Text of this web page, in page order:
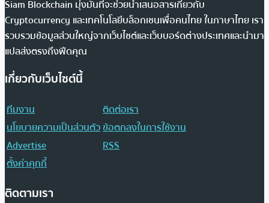
Siam Blockchain มุ่งมั่นที่จะช่วยนำเสนอสารเกี่ยวกับ
Cryptocurrency และเทคโนโลยีบล็อกเชนเพื่อคนไทย ในภาษาไทย เรา
รวบรวมข้อมูลส่วนใหญ่จากเว็บไซต์และเว็บบอร์ดต่างประเทศและนำมา
แปลส่งตรงถึงฟีดคุณ
เกี่ยวกับเว็บไซต์นี้
ทีมงาน
ติดต่อเรา
นโยบายความเป็นส่วนตัวข้อตกลงในการใช้งาน
Advertise
RSS
ตั้งค่าคุกกี้
ติดตามเรา